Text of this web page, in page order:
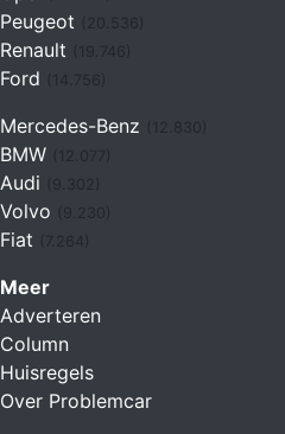
Peugeot (20.536)
Renault (19.746)
Ford (14.756)
Mercedes-Benz
BMW
Audi
Volvo
Fiat (7.264)
Meer
Adverteren
Column
Huisregels
Over Problemcar